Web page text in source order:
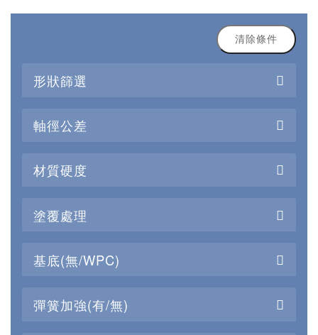
產品
清除條件
形狀篩選
軸徑公差
材質硬度
塗覆處理
基底(無/WPC)
彈簧加強(有/無)